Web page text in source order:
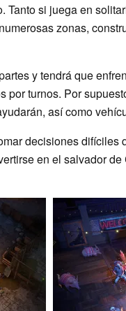
Tanto si juega en
zonas,
y tendrá que
por turnos. Por
así como
decisiones difíciles
en el salvador